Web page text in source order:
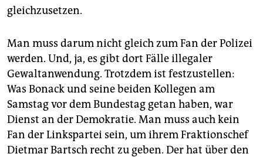
gleichzusetzen.
Man muss darum nicht gleich zum Fan der Polizei
werden. Und, ja, es gibt dort Fälle illegaler
Gewaltanwendung. Trotzdem ist festzustellen:
Was Bonack und seine beiden Kollegen am
Samstag vor dem Bundestag getan haben, war
Dienst an der Demokratie. Man muss auch kein
Fan der Linkspartei sein, um ihrem Fraktionschef
Dietmar Bartsch recht zu geben. Der hat über den